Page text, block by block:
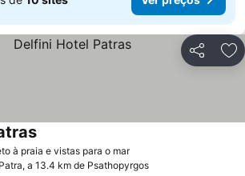
Partilhar
à praia e vistas para o marVer preços
Ver preços
Patra, a 13.4 km de Psathopyrgos